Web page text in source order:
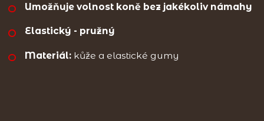
Umožňuje volnost koně bez jakékoliv námahy
Elastický - pružný
Materiál: kůže a elastické gumy